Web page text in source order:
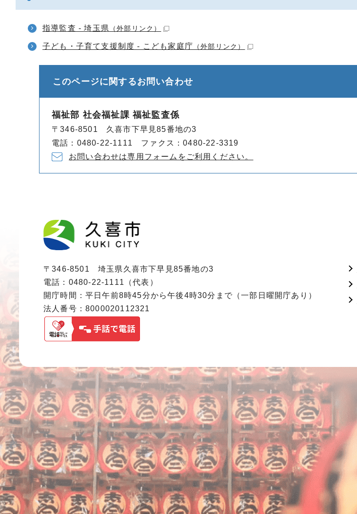
指導監査 - 埼玉県 （外部リンク）
子ども・子育て支援制度 - こども家庭庁 （外部リンク）
このページに関するお問い合わせ
福祉部 社会福祉課 福祉監査係
〒346-8501 久喜市下早見85番地の3
電話：0480-22-1111 ファクス：0480-22-3319
お問い合わせは専用フォームをご利用ください。
〒346-8501 埼玉県久喜市下早見85番地の3
電話：0480-22-1111（代表）
開庁時間：平日午前8時45分から午後4時30分まで（一部日曜開庁あり）
法人番号：8000020112321